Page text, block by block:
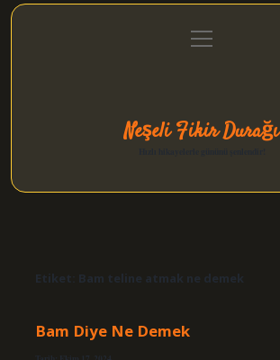
Gizlilik Politikası
menüyü
aç
Neşeli Fikir Durağı
Etiket: Bam teline atmak ne demek
Bam Diye Ne Demek